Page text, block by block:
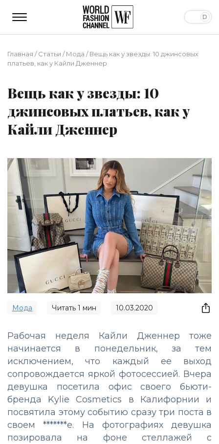
Главная /Статьи /Мода /Вещь как у звезды: 10 джинсовых
платьев, как у Кайли Дженнер
Вещь как у звезды: 10
джинсовых платьев, как у
Кайли Дженнер
Мода Читать 1 мин 10.03.2020
Рабочая неделя Кайли Дженнер тоже
начинается в понедельник, за тем
исключением, что каждый ее выход
сопровождается яркой фотосессией. Вчера
девушка посетила офис своего бьюти-
бренда Kylie Cosmetics в Калифорнии и
посвятила этому событию сразу три поста в
своем *******е. На фотографиях девушка
позировала на фоне стеллажей с